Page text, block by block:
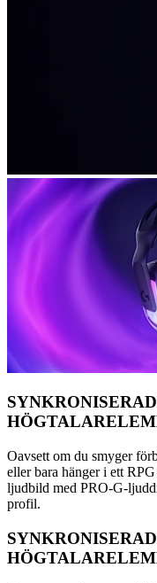
Oavsett om du smyger
eller bara hänger i ett
ljudbild med PRO-G-
profil.